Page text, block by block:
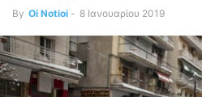
By Oi Notioi - 8 Ιανουαρίου 2019